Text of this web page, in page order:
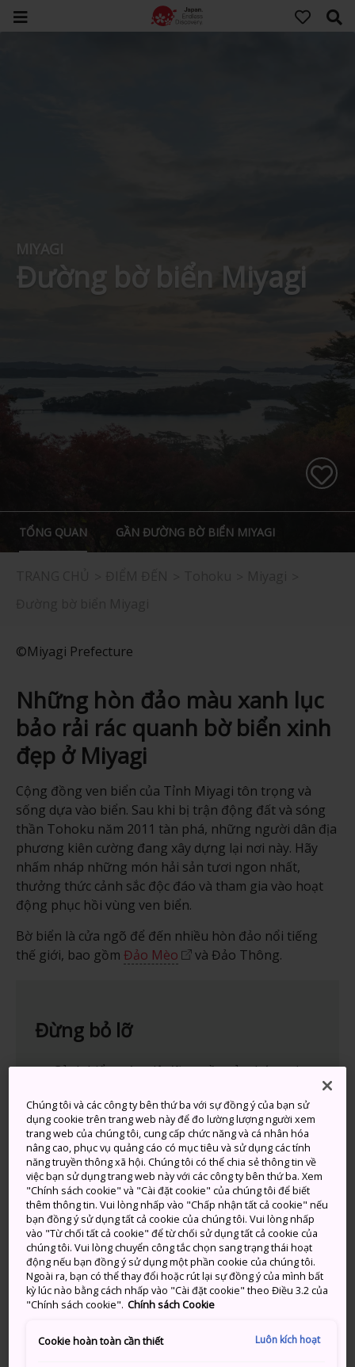
MIYAGI
Đường bờ biển Miyagi
TỔNG QUAN GẦN ĐƯỜNG BỜ BIỂN MIYAGI
©Miyagi Prefecture
Những hòn đảo màu xanh lục
bảo rải rác quanh bờ biển xinh
đẹp ở Miyagi
Cộng đồng ven biển của Tỉnh Miyagi tôn trọng và
sống dựa vào biển. Sau khi bị trận động đất và sóng
thần Tohoku năm 2011 tàn phá, những người dân địa
phương kiên cường đang xây dựng lại nơi này. Hãy
nhấm nháp những món hải sản tươi ngon nhất,
thưởng thức cảnh sắc độc đáo và tham gia vào hoạt
động phục hồi vùng ven biển.
Bờ biển là cửa ngõ để đến nhiều hòn đảo nổi tiếng
thế giới, bao gồm Đảo Mèo và Đảo Thông.
Đừng bỏ lỡ
Cảnh biển tráng lệ đã truyền cảm hứng cho
Hải sản tươi sống bao gồm món hàu ăn
không giới hạn vào mùa đông
260 hòn đảo phủ đầy thông nổi tiếng được
xem là một trong những cảnh tượng đẹp nhất
ở Nhật Bản
Phương thức di chuyển
Thủ phủ của Tỉnh Miyagi ,Sendai
Chúng tôi và các công ty bên thứ ba với sự đồng ý của bạn sử
dụng cookie trên trang web này để đo lường lượng người xem
trang web của chúng tôi, cung cấp chức năng và cá nhân hóa
nâng cao, phục vụ quảng cáo có mục tiêu và sử dụng các tính
năng truyền thông xã hội. Chúng tôi có thể chia sẻ thông tin về
việc bạn sử dụng trang web này với các công ty bên thứ ba. Xem
"Chính sách cookie" và "Cài đặt cookie" của chúng tôi để biết
thêm thông tin. Vui lòng nhấp vào "Chấp nhận tất cả cookie" nếu
bạn đồng ý sử dụng tất cả cookie của chúng tôi. Vui lòng nhấp
vào "Từ chối tất cả cookie" để từ chối sử dụng tất cả cookie của
chúng tôi. Vui lòng chuyển công tắc chọn sang trạng thái hoạt
động nếu bạn đồng ý sử dụng một phần cookie của chúng tôi.
Ngoài ra, bạn có thể thay đổi hoặc rút lại sự đồng ý của mình bất
kỳ lúc nào bằng cách nhấp vào "Cài đặt cookie" theo Điều 3.2 của
"Chính sách cookie". Chính sách Cookie
Cookie hoàn toàn cần thiết Luôn kích hoạt